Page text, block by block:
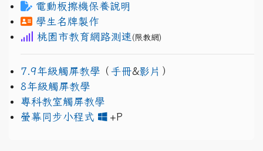
電動板擦機保養說明
學生名牌製作
桃園市教育網路測速 (限教網)
7.9年級觸屏教學 （ 手冊&影片 ）
8年級觸屏教學
專科教室觸屏教學
螢幕同步小程式
+P